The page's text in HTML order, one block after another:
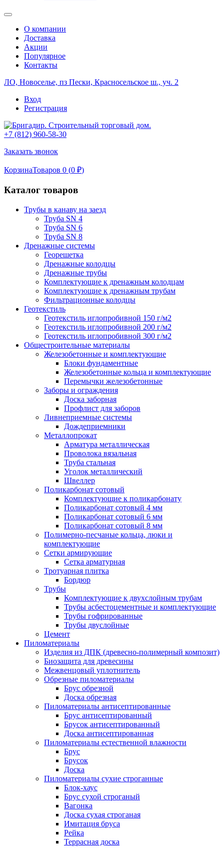
О компании
Доставка
Акции
Популярное
Контакты
ЛО, Новоселье, пз Пески, Красносельское ш., уч. 2
Вход
Регистрация
+7 (812) 960-58-30
Заказать звонок
КорзинаТоваров 0 (0 ₽)
Каталог товаров
Трубы в канаву на заезд
Труба SN 4
Труба SN 6
Труба SN 8
Дренажные системы
Георешетка
Дренажные колодцы
Дренажные трубы
Комплектующие к дренажным колодцам
Комплектующие к дренажным трубам
Фильтрационные колодцы
Геотекстиль
Геотекстиль иглопробивной 150 г/м2
Геотекстиль иглопробивной 200 г/м2
Геотекстиль иглопробивной 300 г/м2
Общестроительные материалы
Железобетонные и комплектующие
Блоки фундаментные
Железобетонные кольца и комплектующие
Перемычки железобетонные
Заборы и ограждения
Доска заборная
Профлист для заборов
Ливнеприемные системы
Дождеприемники
Металлопрокат
Арматура металлическая
Проволока вязальная
Труба стальная
Уголок металлический
Швеллер
Поликарбонат сотовый
Комплектующие к поликарбонату
Поликарбонат сотовый 4 мм
Поликарбонат сотовый 6 мм
Поликарбонат сотовый 8 мм
Полимерно-песчаные кольца, люки и
комплектующие
Сетки армирующие
Сетка арматурная
Тротуарная плитка
Бордюр
Трубы
Комплектующие к двухслойным трубам
Трубы асбестоцементные и комплектующие
Трубы гофрированные
Трубы двуслойные
Цемент
Пиломатериалы
Изделия из ДПК (древесно-полимерный композит)
Биозащита для древесины
Межвенцовый уплотнитель
Обрезные пиломатериалы
Брус обрезной
Доска обрезная
Пиломатериалы антисептированные
Брус антисептированный
Брусок антисептированный
Доска антисептированная
Пиломатериалы естественной влажности
Брус
Брусок
Доска
Пиломатериалы сухие строганные
Блок-хаус
Брус сухой строганый
Вагонка
Доска сухая строганая
Имитация бруса
Рейка
Террасная доска